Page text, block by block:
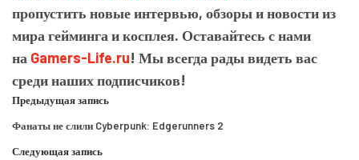
пропустить новые интервью, обзоры и новости из
мира гейминга и косплея. Оставайтесь с нами
на Gamers-Life.ru! Мы всегда рады видеть вас
среди наших подписчиков!
Предыдущая запись
Фанаты не слили Cyberpunk: Edgerunners 2
Следующая запись